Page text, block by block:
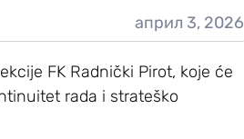
април 3, 2026
FK Radnički Pirot, koje će
rada i strateško